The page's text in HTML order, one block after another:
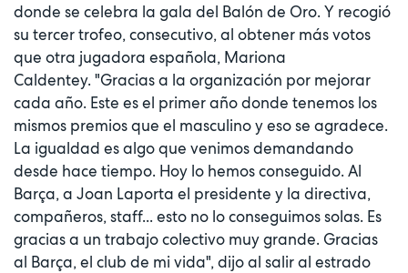
donde se celebra la gala del Balón de Oro. Y recogió
su tercer trofeo, consecutivo, al obtener más votos
que otra jugadora española, Mariona
Caldentey. "Gracias a la organización por mejorar
cada año. Este es el primer año donde tenemos los
mismos premios que el masculino y eso se agradece.
La igualdad es algo que venimos demandando
desde hace tiempo. Hoy lo hemos conseguido. Al
Barça, a Joan Laporta el presidente y la directiva,
compañeros, staff... esto no lo conseguimos solas. Es
gracias a un trabajo colectivo muy grande. Gracias
al Barça, el club de mi vida", dijo al salir al estrado